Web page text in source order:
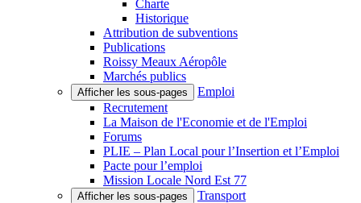
Charte
Historique
Attribution de subventions
Publications
Roissy Meaux Aéropôle
Marchés publics
Afficher les sous-pages
Emploi
Recrutement
La Maison de l'Economie et de l'Emploi
Forums
PLIE – Plan Local pour l’Insertion et l’Emploi
Pacte pour l’emploi
Mission Locale Nord Est 77
Afficher les sous-pages
Transport